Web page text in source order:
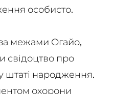
особисто.
межами Огайо,
свідоцтво про
народження.
охорони